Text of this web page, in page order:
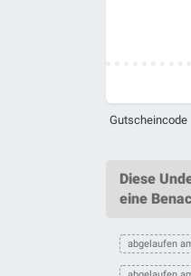
Gutscheincode
Diese
eine
abgelaufen